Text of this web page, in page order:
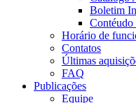
Boletim
Horário de
Contatos
Últimas
FAQ
Publicações
Equipe